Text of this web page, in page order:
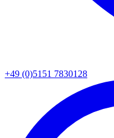
+49 (0)5151 7830128